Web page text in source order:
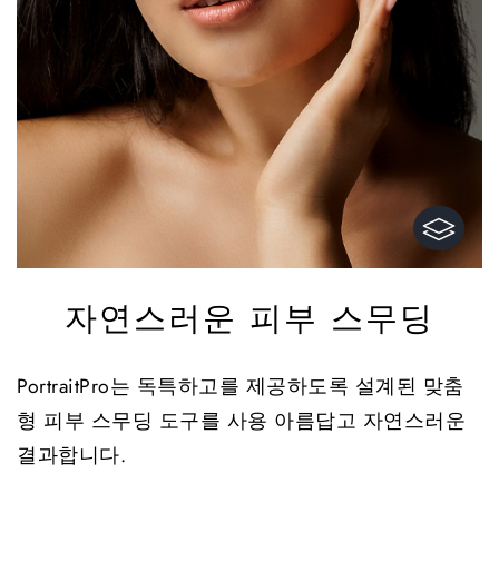
자연스러운 피부 스무딩
PortraitPro는 독특하고를 제공하도록 설계된 맞춤
형 피부 스무딩 도구를 사용 아름답고 자연스러운
결과합니다.